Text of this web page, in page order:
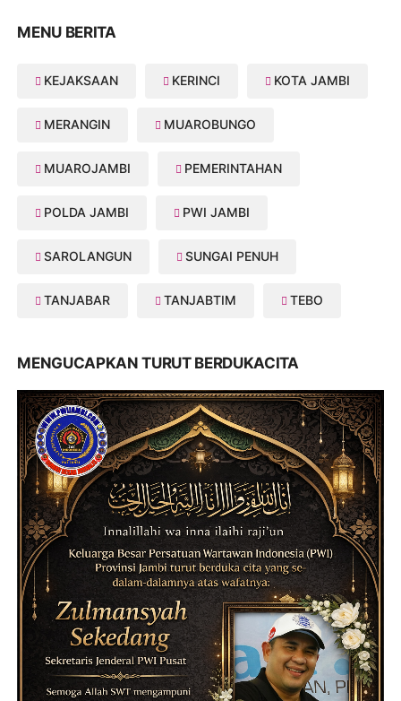
MENU BERITA
KEJAKSAAN KERINCI KOTA JAMBI
MERANGIN MUAROBUNGO
MUAROJAMBI PEMERINTAHAN
POLDA JAMBI PWI JAMBI
SAROLANGUN SUNGAI PENUH
TANJABAR TANJABTIM TEBO
MENGUCAPKAN TURUT BERDUKACITA